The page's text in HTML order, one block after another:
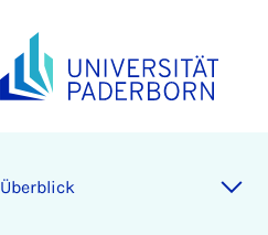
Überblick